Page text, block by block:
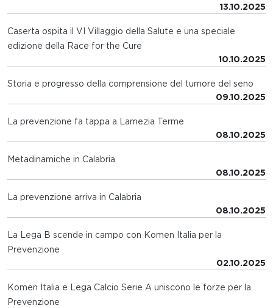
13.10.2025
Caserta ospita il VI Villaggio della Salute e una speciale
edizione della Race for the Cure
10.10.2025
Storia e progresso della comprensione del tumore del seno
09.10.2025
La prevenzione fa tappa a Lamezia Terme
08.10.2025
Metadinamiche in Calabria
08.10.2025
La prevenzione arriva in Calabria
08.10.2025
La Lega B scende in campo con Komen Italia per la
Prevenzione
02.10.2025
Komen Italia e Lega Calcio Serie A uniscono le forze per la
Prevenzione